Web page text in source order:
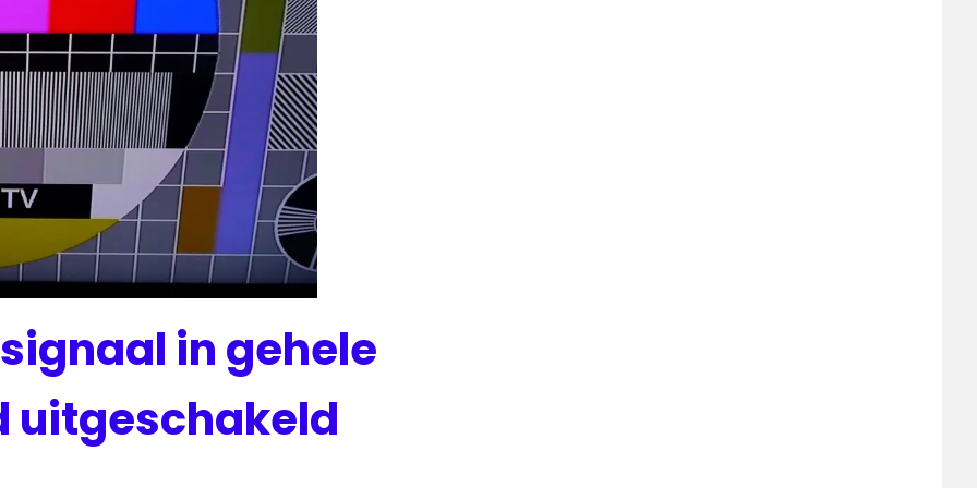
in gehele
uitgeschakeld